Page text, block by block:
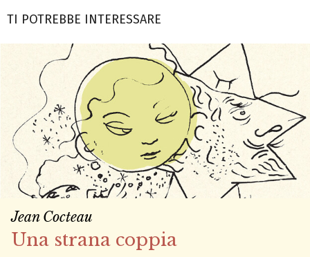
TI POTREBBE INTERESSARE
Jean Cocteau
Una strana coppia